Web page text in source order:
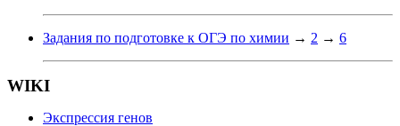
Задания по подготовке к ОГЭ по химии → 2 → 6
WIKI
Экспрессия генов